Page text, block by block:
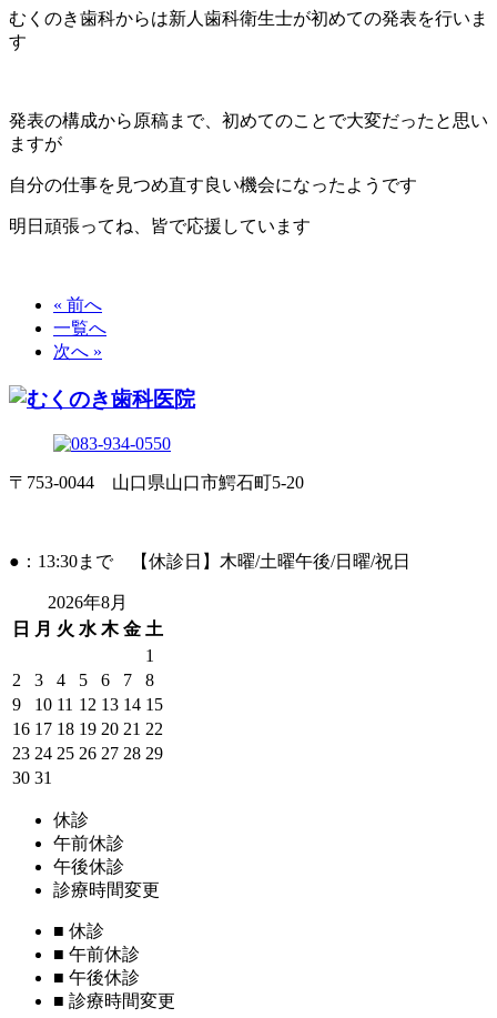
むくのき歯科からは新人歯科衛生士が初めての発表を行いま
す
発表の構成から原稿まで、初めてのことで大変だったと思い
ますが
自分の仕事を見つめ直す良い機会になったようです
明日頑張ってね、皆で応援しています
« 前へ
一覧へ
次へ »
〒753-0044 山口県山口市鰐石町5-20
●：13:30まで 【休診日】木曜/土曜午後/日曜/祝日
2026年8月
日
月 火 水 木 金 土
1
2
3 4 5 6 7
8
9
10 11 12 13 14 15
16 17 18 19 20 21 22
23 24 25 26 27 28 29
30 31
休診
午前休診
午後休診
診療時間変更
■ 休診
■ 午前休診
■ 午後休診
■ 診療時間変更